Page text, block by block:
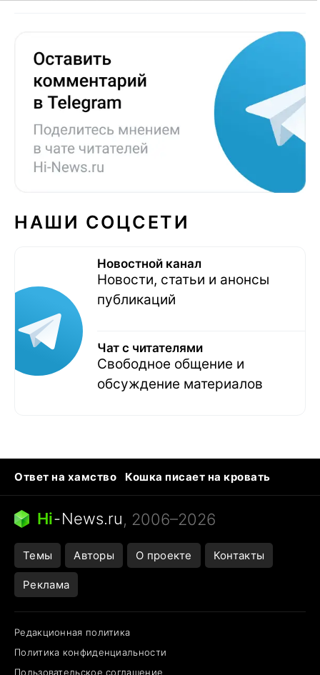
НАШИ СОЦСЕТИ
Новостной канал
Новости, статьи и анонсы
публикаций
Чат с читателями
Свободное общение и
обсуждение материалов
Ответ на хамство
Кошка писает на кровать
Тунцы в океанариуме
Следующая пандемия
Ядовитые пауки России
Открытие в Google Maps
Hi-News.ru, 2006–2026
Темы Авторы О проекте Контакты
Реклама
Редакционная политика
Политика конфиденциальности
Пользовательское соглашение